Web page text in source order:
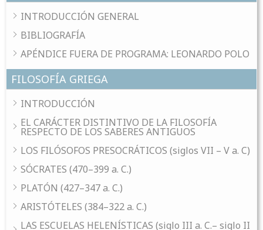
INTRODUCCIÓN GENERAL
BIBLIOGRAFÍA
APÉNDICE FUERA DE PROGRAMA: LEONARDO POLO
FILOSOFÍA GRIEGA
INTRODUCCIÓN
EL CARÁCTER DISTINTIVO DE LA FILOSOFÍA
RESPECTO DE LOS SABERES ANTIGUOS
LOS FILÓSOFOS PRESOCRÁTICOS (siglos VII – V a. C)
SÓCRATES (470–399 a. C.)
PLATÓN (427–347 a. C.)
ARISTÓTELES (384–322 a. C.)
LAS ESCUELAS HELENÍSTICAS (siglo III a. C.– siglo II